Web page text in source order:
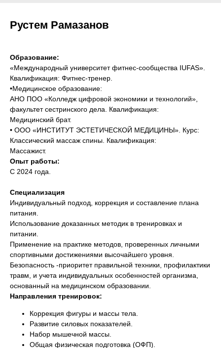
Рустем Рамазанов
Образование:
«Международный университет фитнес-сообщества IUFAS».
Квалификация: Фитнес-тренер.
•Медицинское образование:
АНО ПОО «Колледж цифровой экономики и технологий»,
факультет сестринского дела. Квалификация:
Медицинский брат.
• ООО «ИНСТИТУТ ЭСТЕТИЧЕСКОЙ МЕДИЦИНЫ». Курс:
Классический массаж спины. Квалификация:
Массажист.
Опыт работы:
С 2024 года.
Специализация
Индивидуальный подход, коррекция и составление плана
питания.
Использование доказанных методик в тренировках и
питании.
Применение на практике методов, проверенных личными
спортивными достижениями высочайшего уровня.
Безопасность -приоритет правильной техники, профилактики
травм, и учета индивидуальных особенностей организма,
основанный на медицинском образовании.
Направления тренировок:
Коррекция фигуры и массы тела.
Развитие силовых показателей.
Набор мышечной массы.
Общая физическая подготовка (ОФП).